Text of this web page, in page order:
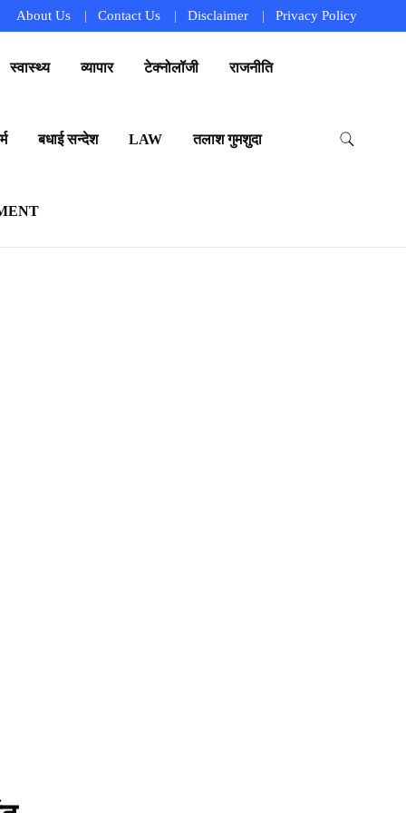
About Us Contact Us Disclaimer Privacy Policy
स्वास्थ्य व्यापार टेक्नोलॉजी राजनीति
बधाई सन्देश LAW तलाश गुमशुदा